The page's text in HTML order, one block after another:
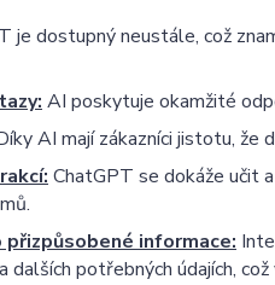
je dostupný neustále, což
AI poskytuje okamžité
AI mají zákazníci jistotu, že
ChatGPT se dokáže učit
informace:
dalších potřebných údajích,